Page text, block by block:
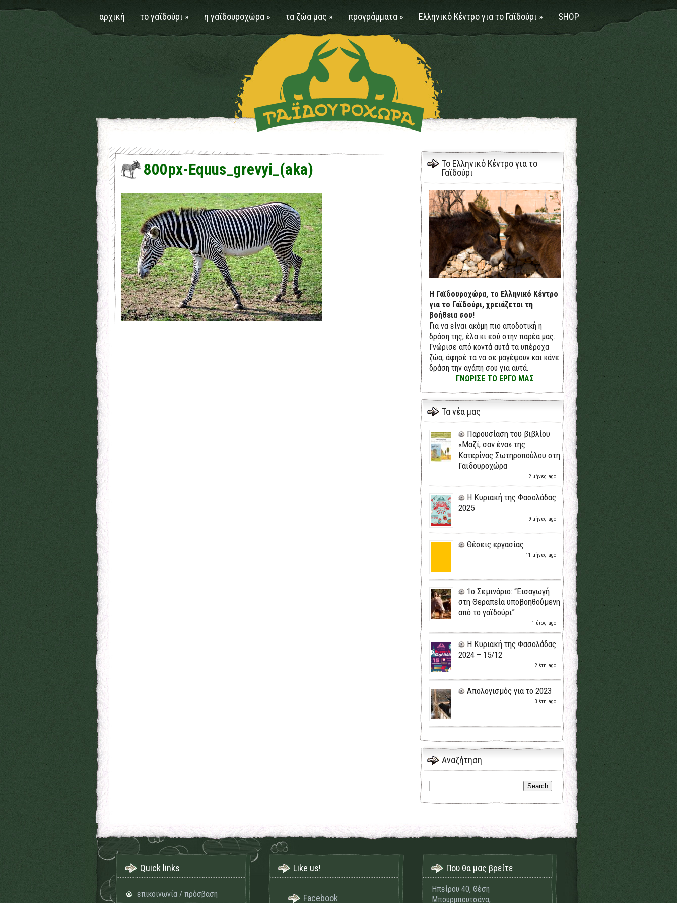
αρχική το γαϊδούρι » η γαϊδουροχώρα» τα ζώα μας » προγράμματα» Ελληνικό Κέντρο για το Γαϊδούρι » SHOP
800px-Equus_grevyi_(aka)
Το Ελληνικό Κέντρο για το
Γαϊδούρι
Η Γαϊδουροχώρα, το Ελληνικό Κέντρο
για το Γαϊδούρι, χρειάζεται τη
βοήθεια σου!
Για να είναι ακόμη πιο αποδοτική η
δράση της, έλα κι εσύ στην παρέα μας.
Γνώρισε από κοντά αυτά τα υπέροχα
ζώα, άφησέ τα να σε μαγέψουν και κάνε
δράση την αγάπη σου για αυτά.
ΓΝΩΡΙΣΕ ΤΟ ΕΡΓΟ ΜΑΣ
Τα νέα μας
Παρουσίαση του βιβλίου
«Μαζί, σαν ένα» της
Κατερίνας Σωτηροπούλου στη
Γαϊδουροχώρα
2 μήνες ago
H Κυριακή της Φασολάδας
2025
9 μήνες ago
Θέσεις εργασίας
11 μήνες ago
1ο Σεμινάριο: “Εισαγωγή
στη Θεραπεία υποβοηθούμενη
από το γαϊδούρι”
1 έτος ago
H Κυριακή της Φασολάδας
2024 – 15/12
2 έτη ago
Απολογισμός για το 2023
3 έτη ago
Αναζήτηση
Quick links
επικοινωνία / πρόσβαση
Like us!
Facebook
Που θα μας βρείτε
Ηπείρου 40, Θέση
Μπουρμπουτσάνα,